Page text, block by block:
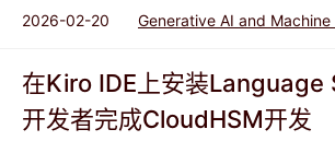
2026-02-20 Generative AI and Machine
在Kiro IDE上安装Language
开发者完成CloudHSM开发